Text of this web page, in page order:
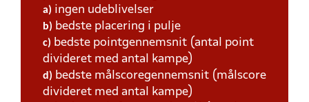
a) ingen udeblivelser
b) bedste placering i pulje
c) bedste pointgennemsnit (antal point
divideret med antal kampe)
d) bedste målscoregennemsnit (målscore
divideret med antal kampe)